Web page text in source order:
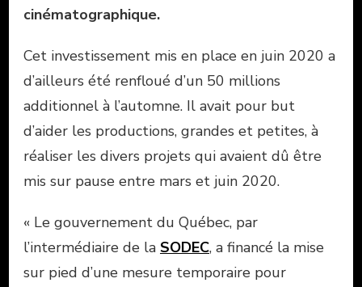
cinématographique.
Cet investissement mis en place en juin 2020 a
d’ailleurs été renfloué d’un 50 millions
additionnel à l’automne. Il avait pour but
d’aider les productions, grandes et petites, à
réaliser les divers projets qui avaient dû être
mis sur pause entre mars et juin 2020.
« Le gouvernement du Québec, par
l’intermédiaire de la SODEC, a financé la mise
sur pied d’une mesure temporaire pour